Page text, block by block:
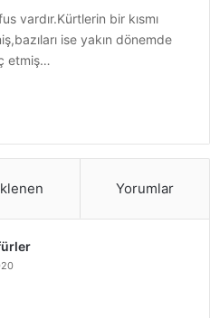
vardır.Kürtlerin bir kısmı
ise yakın dönemde
etmiş…
Yorumlar